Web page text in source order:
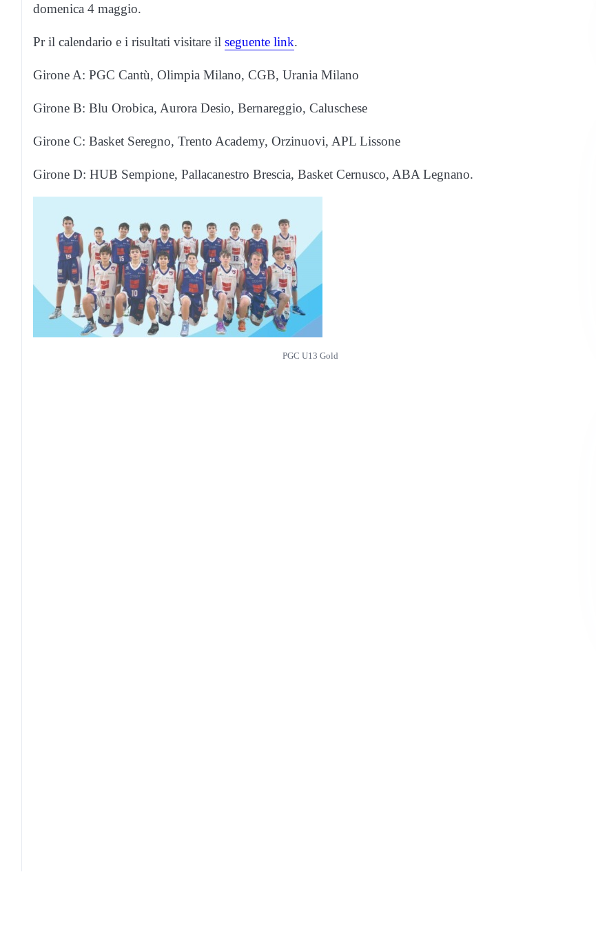
domenica 4 maggio.
Pr il calendario e i risultati visitare il seguente link.
Girone A: PGC Cantù, Olimpia Milano, CGB, Urania Milano
Girone B: Blu Orobica, Aurora Desio, Bernareggio, Caluschese
Girone C: Basket Seregno, Trento Academy, Orzinuovi, APL Lissone
Girone D: HUB Sempione, Pallacanestro Brescia, Basket Cernusco, ABA Legnano.
PGC U13 Gold